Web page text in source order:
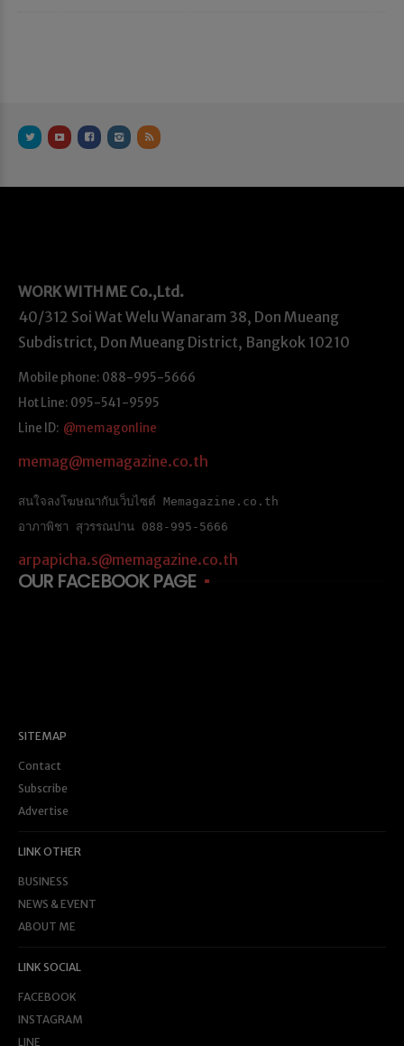
WORK WITH ME Co.,Ltd.
40/312 Soi Wat Welu Wanaram 38, Don Mueang
Subdistrict, Don Mueang District, Bangkok 10210
Mobile phone: 088-995-5666
Hot Line: 095-541-9595
Line ID: @memagonline
memag@memagazine.co.th
สนใจลงโฆษณากับเว็บไซต์ Memagazine.co.th
อาภาพิชา สุวรรณปาน 088-995-5666
arpapicha.s@memagazine.co.th
OUR FACEBOOK PAGE
SITEMAP
Contact
Subscribe
Advertise
LINK OTHER
BUSINESS
NEWS & EVENT
ABOUT ME
LINK SOCIAL
FACEBOOK
INSTAGRAM
LINE